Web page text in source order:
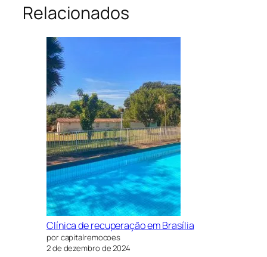
Relacionados
Clínica de recuperação em Brasília
por capitalremocoes
2 de dezembro de 2024